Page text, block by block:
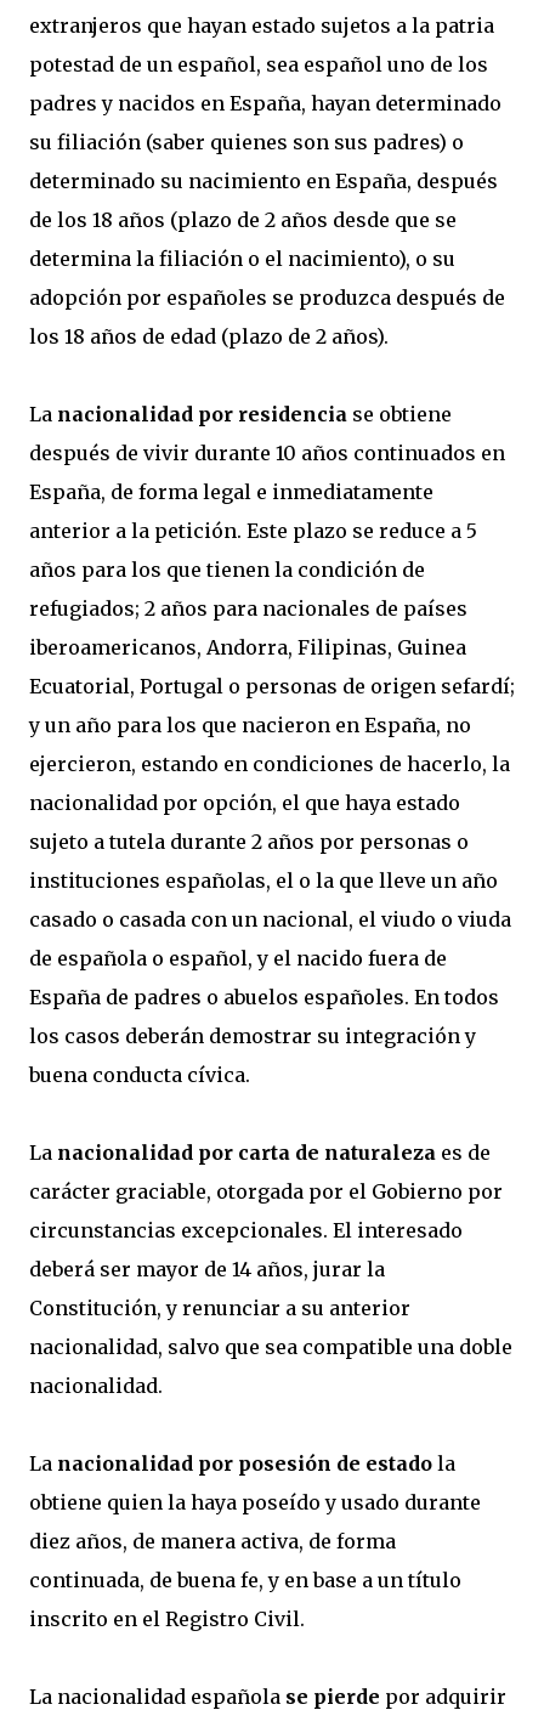
extranjeros que hayan estado sujetos a la patria
potestad de un español, sea español uno de los
padres y nacidos en España, hayan determinado
su filiación (saber quienes son sus padres) o
determinado su nacimiento en España, después
de los 18 años (plazo de 2 años desde que se
determina la filiación o el nacimiento), o su
adopción por españoles se produzca después de
los 18 años de edad (plazo de 2 años).
La nacionalidad por residencia se obtiene
después de vivir durante 10 años continuados en
España, de forma legal e inmediatamente
anterior a la petición. Este plazo se reduce a 5
años para los que tienen la condición de
refugiados; 2 años para nacionales de países
iberoamericanos, Andorra, Filipinas, Guinea
Ecuatorial, Portugal o personas de origen sefardí;
y un año para los que nacieron en España, no
ejercieron, estando en condiciones de hacerlo, la
nacionalidad por opción, el que haya estado
sujeto a tutela durante 2 años por personas o
instituciones españolas, el o la que lleve un año
casado o casada con un nacional, el viudo o viuda
de española o español, y el nacido fuera de
España de padres o abuelos españoles. En todos
los casos deberán demostrar su integración y
buena conducta cívica.
La nacionalidad por carta de naturaleza es de
carácter graciable, otorgada por el Gobierno por
circunstancias excepcionales. El interesado
deberá ser mayor de 14 años, jurar la
Constitución, y renunciar a su anterior
nacionalidad, salvo que sea compatible una doble
nacionalidad.
La nacionalidad por posesión de estado la
obtiene quien la haya poseído y usado durante
diez años, de manera activa, de forma
continuada, de buena fe, y en base a un título
inscrito en el Registro Civil.
La nacionalidad española se pierde por adquirir